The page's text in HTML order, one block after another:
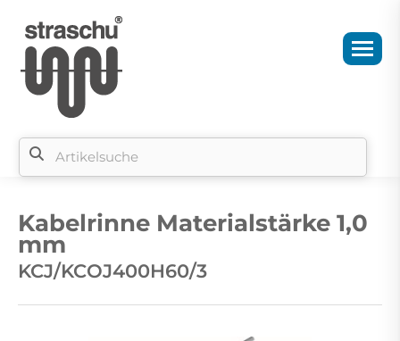
Kabelrinne Materialstärke 1,0
mm
KCJ/KCOJ400H60/3